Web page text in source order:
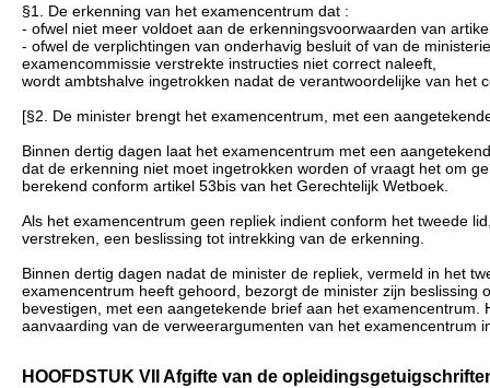
§1. De erkenning van het examencentrum dat :
- ofwel niet meer voldoet aan de erkenningsvoorwaarden van
- ofwel de verplichtingen van onderhavig besluit of van de
examencommissie verstrekte instructies niet correct naleeft,
wordt ambtshalve ingetrokken nadat de verantwoordelijke van
[§2. De minister brengt het examencentrum, met een
Binnen dertig dagen laat het examencentrum met een
dat de erkenning niet moet ingetrokken worden of vraagt het om
berekend conform artikel 53bis van het Gerechtelijk Wetboek.
Als het examencentrum geen repliek indient conform het tweede
verstreken, een beslissing tot intrekking van de erkenning.
Binnen dertig dagen nadat de minister de repliek, vermeld in het
examencentrum heeft gehoord, bezorgt de minister zijn
bevestigen, met een aangetekende brief aan het
aanvaarding van de verweerargumenten van het examencentrum
HOOFDSTUK VII Afgifte van de